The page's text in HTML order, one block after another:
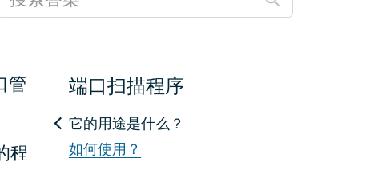
管
程
端口扫描程序
它的用途是什么？
如何使用？